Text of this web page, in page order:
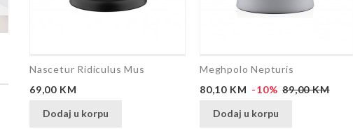
Nascetur Ridiculus Mus
Cijena
69,00 KM
Dodaj u korpu
Meghpolo Nepturis
Cijena
80,10 KM -10% Redovna
89,00 KM
Dodaj u korpu